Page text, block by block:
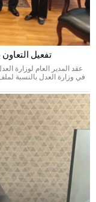
تفعيل
عقد المدير العام لوزارة
في وزارة العدل بالنسبة